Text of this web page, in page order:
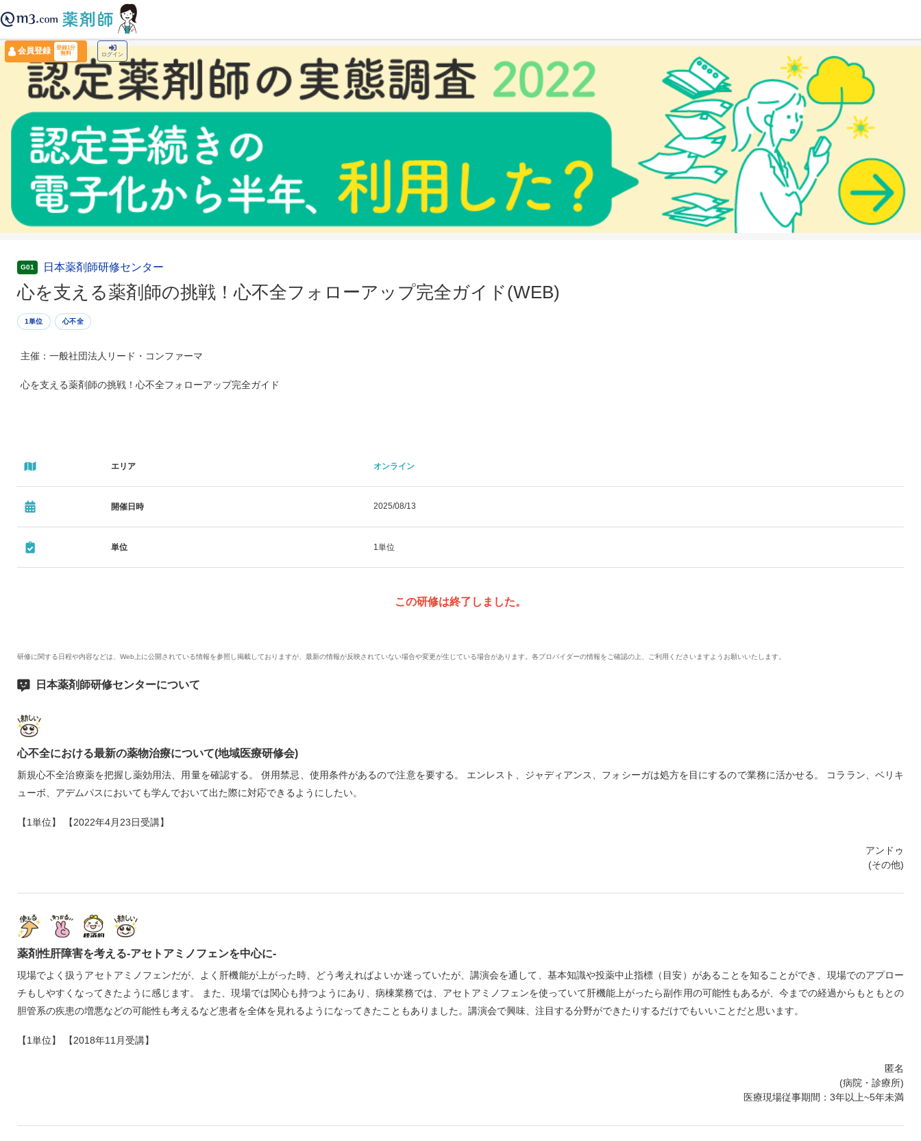
会員登録
登録1分
無料
ログイン
› 心を支える薬剤師の挑戦！心不全フォローアップ完全ガイド(WEB)
G01 日本薬剤師研修センター
心を支える薬剤師の挑戦！心不全フォローアップ完全ガイド(WEB)
1単位 心不全
主催：一般社団法人リード・コンファーマ
心を支える薬剤師の挑戦！心不全フォローアップ完全ガイド
エリア オンライン
開催日時 2025/08/13
単位 1単位
この研修は終了しました。
研修に関する日程や内容などは、Web上に公開されている情報を参照し掲載しておりますが、最新の情報が反映されていない場合や変更が生じている場合があります。各プロバイダーの情報をご確認の上、ご利用くださいますようお願いいたします。
日本薬剤師研修センターについて
心不全における最新の薬物治療について(地域医療研修会)
新規心不全治療薬を把握し薬効用法、用量を確認する。 併用禁忌、使用条件があるので注意を要する。 エンレスト、ジャディアンス、フォシーガは処方を目にするので業務に活かせる。 コララン、ベリキ
ューボ、アデムパスにおいても学んでおいて出た際に対応できるようにしたい。
【1単位】 【2022年4月23日受講】
アンドゥ
(その他)
薬剤性肝障害を考える‐アセトアミノフェンを中心に‐
現場でよく扱うアセトアミノフェンだが、よく肝機能が上がった時、どう考えればよいか迷っていたが、講演会を通して、基本知識や投薬中止指標（目安）があることを知ることができ、現場でのアプロー
チもしやすくなってきたように感じます。 また、現場では関心も持つようにあり、病棟業務では、アセトアミノフェンを使っていて肝機能上がったら副作用の可能性もあるが、今までの経過からもともとの
胆管系の疾患の増悪などの可能性も考えるなど患者を全体を見れるようになってきたこともありました。講演会で興味、注目する分野ができたりするだけでもいいことだと思います。
【1単位】 【2018年11月受講】
匿名
(病院・診療所)
医療現場従事期間：3年以上~5年未満